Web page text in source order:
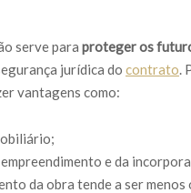
serve para proteger os
jurídica do contrato.
vantagens como:
e da
da obra tende a ser menos